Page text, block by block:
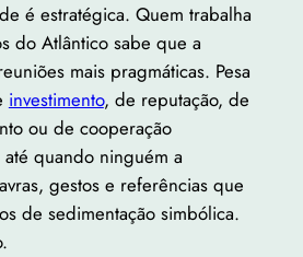
é estratégica. Quem trabalha
do Atlântico sabe que a
mais pragmáticas. Pesa
investimento, de reputação, de
ou de cooperação
até quando ninguém a
gestos e referências que
de sedimentação simbólica.